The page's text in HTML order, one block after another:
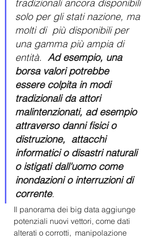
tradizionali ancora disponibili
solo per gli stati nazione, ma
molti di  più disponibili per
una gamma più ampia di
entità. Ad esempio, una
borsa valori potrebbe
essere colpita in modi
tradizionali da attori
malintenzionati, ad esempio
attraverso danni fisici o
distruzione,  attacchi
informatici o disastri naturali
o istigati dall'uomo come
inondazioni o interruzioni di
corrente.
Il panorama dei big data aggiunge
potenziali nuovi vettori, come dati
alterati o corrotti,  manipolazione